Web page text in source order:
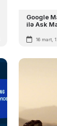
Google
ilə Ask
16 mart,